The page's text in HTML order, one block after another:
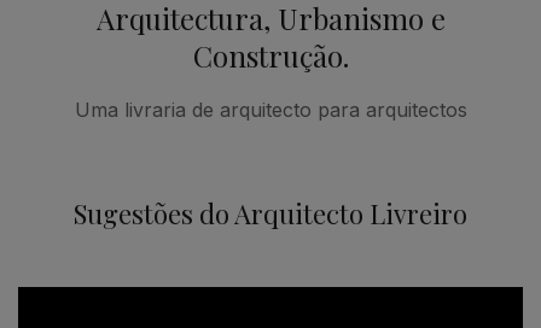
Arquitectura, Urbanismo e
Construção.
Uma livraria de arquitecto para arquitectos
Sugestões do Arquitecto Livreiro